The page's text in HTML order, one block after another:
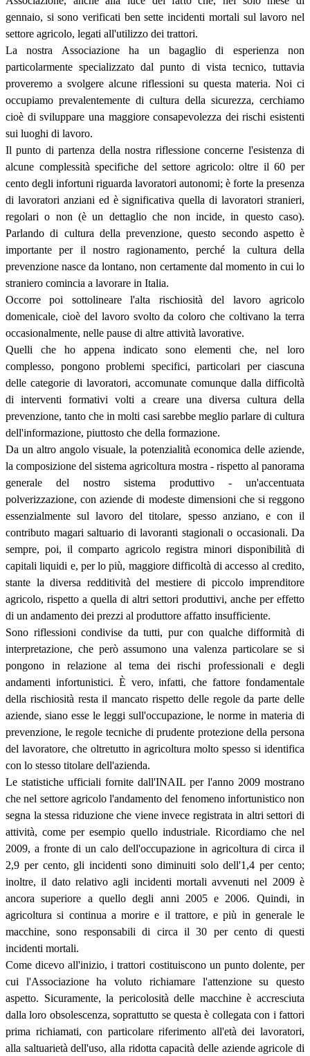
gennaio, si sono verificati ben sette incidenti mortali sul lavoro nel
settore agricolo, legati all'utilizzo dei trattori.
La nostra Associazione ha un bagaglio di esperienza non
particolarmente specializzato dal punto di vista tecnico, tuttavia
proveremo a svolgere alcune riflessioni su questa materia. Noi ci
occupiamo prevalentemente di cultura della sicurezza, cerchiamo
cioè di sviluppare una maggiore consapevolezza dei rischi esistenti
sui luoghi di lavoro.
Il punto di partenza della nostra riflessione concerne l'esistenza di
alcune complessità specifiche del settore agricolo: oltre il 60 per
cento degli infortuni riguarda lavoratori autonomi; è forte la presenza
di lavoratori anziani ed è significativa quella di lavoratori stranieri,
regolari o non (è un dettaglio che non incide, in questo caso).
Parlando di cultura della prevenzione, questo secondo aspetto è
importante per il nostro ragionamento, perché la cultura della
prevenzione nasce da lontano, non certamente dal momento in cui lo
straniero comincia a lavorare in Italia.
Occorre poi sottolineare l'alta rischiosità del lavoro agricolo
domenicale, cioè del lavoro svolto da coloro che coltivano la terra
occasionalmente, nelle pause di altre attività lavorative.
Quelli che ho appena indicato sono elementi che, nel loro
complesso, pongono problemi specifici, particolari per ciascuna
delle categorie di lavoratori, accomunate comunque dalla difficoltà
di interventi formativi volti a creare una diversa cultura della
prevenzione, tanto che in molti casi sarebbe meglio parlare di cultura
dell'informazione, piuttosto che della formazione.
Da un altro angolo visuale, la potenzialità economica delle aziende,
la composizione del sistema agricoltura mostra - rispetto al panorama
generale del nostro sistema produttivo - un'accentuata
polverizzazione, con aziende di modeste dimensioni che si reggono
essenzialmente sul lavoro del titolare, spesso anziano, e con il
contributo magari saltuario di lavoranti stagionali o occasionali. Da
sempre, poi, il comparto agricolo registra minori disponibilità di
capitali liquidi e, per lo più, maggiore difficoltà di accesso al credito,
stante la diversa redditività del mestiere di piccolo imprenditore
agricolo, rispetto a quella di altri settori produttivi, anche per effetto
di un andamento dei prezzi al produttore affatto insufficiente.
Sono riflessioni condivise da tutti, pur con qualche difformità di
interpretazione, che però assumono una valenza particolare se si
pongono in relazione al tema dei rischi professionali e degli
andamenti infortunistici. È vero, infatti, che fattore fondamentale
della rischiosità resta il mancato rispetto delle regole da parte delle
aziende, siano esse le leggi sull'occupazione, le norme in materia di
prevenzione, le regole tecniche di prudente protezione della persona
del lavoratore, che oltretutto in agricoltura molto spesso si identifica
con lo stesso titolare dell'azienda.
Le statistiche ufficiali fornite dall'INAIL per l'anno 2009 mostrano
che nel settore agricolo l'andamento del fenomeno infortunistico non
segna la stessa riduzione che viene invece registrata in altri settori di
attività, come per esempio quello industriale. Ricordiamo che nel
2009, a fronte di un calo dell'occupazione in agricoltura di circa il
2,9 per cento, gli incidenti sono diminuiti solo dell'1,4 per cento;
inoltre, il dato relativo agli incidenti mortali avvenuti nel 2009 è
ancora superiore a quello degli anni 2005 e 2006. Quindi, in
agricoltura si continua a morire e il trattore, e più in generale le
macchine, sono responsabili di circa il 30 per cento di questi
incidenti mortali.
Come dicevo all'inizio, i trattori costituiscono un punto dolente, per
cui l'Associazione ha voluto richiamare l'attenzione su questo
aspetto. Sicuramente, la pericolosità delle macchine è accresciuta
dalla loro obsolescenza, soprattutto se questa è collegata con i fattori
prima richiamati, con particolare riferimento all'età dei lavoratori,
alla saltuarietà dell'uso, alla ridotta capacità delle aziende agricole di